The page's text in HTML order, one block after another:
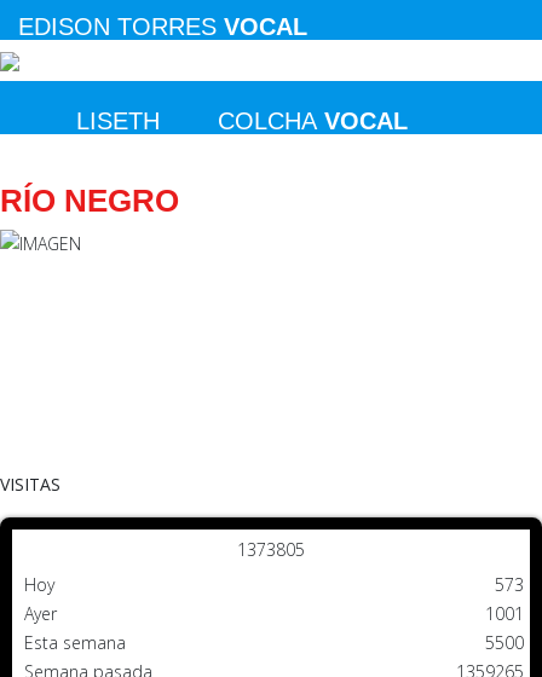
EDISON TORRESVOCAL
LISETH COLCHA VOCAL
RÍO NEGRO
VISITAS
1 373805
Hoy
Ayer
Esta semana
Semana pasada
573
1001
5500
1359265